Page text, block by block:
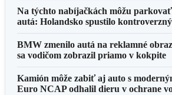
Na týchto nabíjačkách môžu
autá: Holandsko spustilo
BMW zmenilo autá na reklamné
sa vodičom zobrazil priamo v kokpite
Kamión môže zabiť aj auto s
Euro NCAP odhalil dieru v ochrane